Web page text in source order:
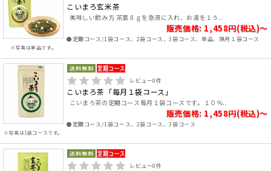
※写真は単品です。
こいまろ玄米茶
美味しい飲み方 茶葉８ｇを急須に入れ、お湯を１５..
販売価格: 1,458円(税込)～
●定期コース/1袋コース、2袋コース、3袋コース、単品、隔月１袋コース
※写真は1袋コースです。
レビュー0件
こいまろ茶「毎月１袋コース」
こいまろ茶の定期コース毎月１袋コースです。１０％..
販売価格: 1,458円(税込)～
●定期コース/1袋コース、2袋コース、3袋コース
レビュー0件